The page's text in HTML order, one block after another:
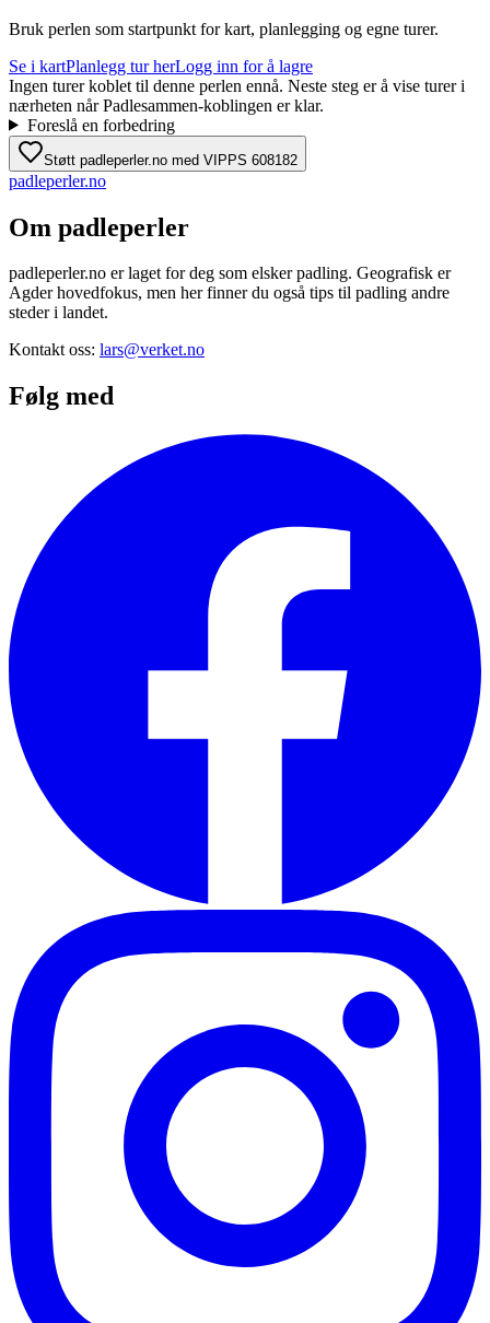
Bruk perlen som startpunkt for kart, planlegging og egne turer.
Se i kartPlanlegg tur herLogg inn for å lagre
Ingen turer koblet til denne perlen ennå. Neste steg er å vise turer i
nærheten når Padlesammen-koblingen er klar.
Foreslå en forbedring
Støtt padleperler.no med VIPPS 608182
padleperler.no
Om padleperler
padleperler.no er laget for deg som elsker padling. Geografisk er
Agder hovedfokus, men her finner du også tips til padling andre
steder i landet.
Kontakt oss: lars@verket.no
Følg med